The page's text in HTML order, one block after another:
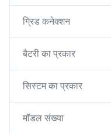
ग्रिड कनेक्शन
बैटरी का प्रकार
सिस्टम का प्रकार
मॉडल संख्या